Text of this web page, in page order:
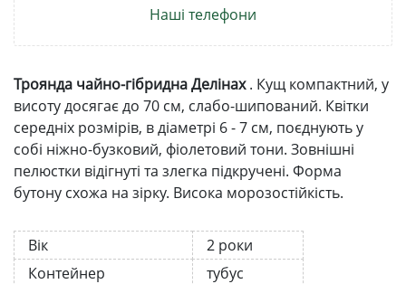
Наші телефони
Троянда чайно-гібридна Делінах. Кущ компактний, у
висоту досягає до 70 см, слабо-шипований. Квітки
середніх розмірів, в діаметрі 6 - 7 см, поєднують у
собі ніжно-бузковий, фіолетовий тони. Зовнішні
пелюстки відігнуті та злегка підкручені. Форма
бутону схожа на зірку. Висока морозостійкість.
Вік
2 роки
Контейнер
тубус